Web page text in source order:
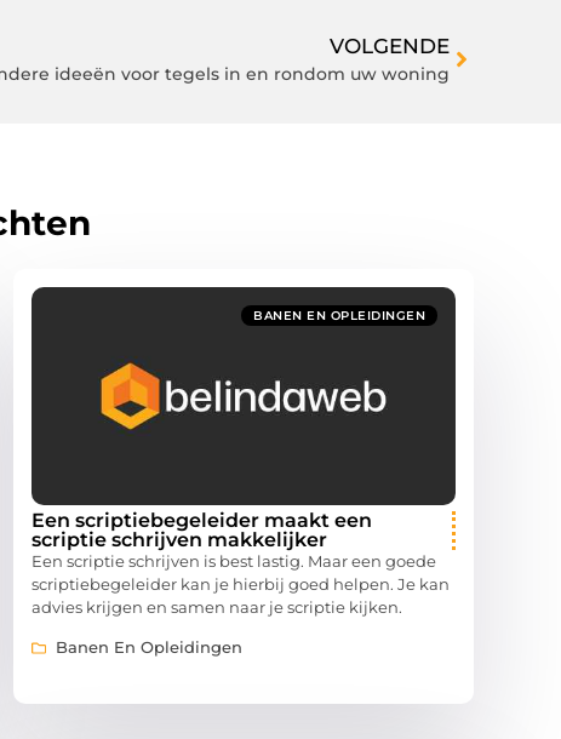
VOLGENDE
ideeën voor tegels in en rondom uw woning
BANEN EN OPLEIDINGEN
Een scriptiebegeleider maakt een
scriptie schrijven makkelijker
Een scriptie schrijven is best lastig. Maar een goede
scriptiebegeleider kan je hierbij goed helpen. Je kan
advies krijgen en samen naar je scriptie kijken.
Banen En Opleidingen